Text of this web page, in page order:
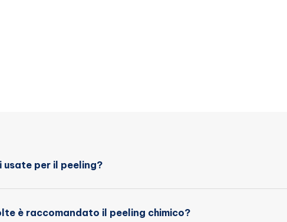
usate per il peeling?
è raccomandato il peeling chimico?